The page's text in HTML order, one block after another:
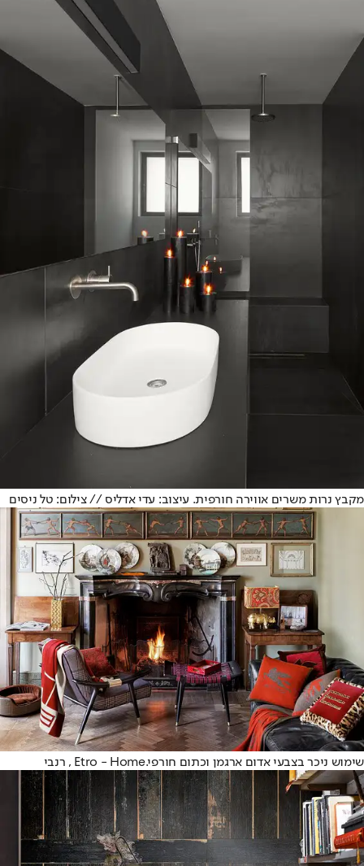
מקבץ נרות משרים אווירה חורפית. עיצוב: עדי אדליס // צילום: טל ניסים
שימוש ניכר בצבעי אדום ארגמן וכתום חורפי.Etro - Home , רנבי